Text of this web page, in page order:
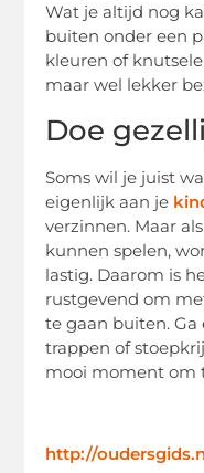
Wat je altijd nog
buiten onder een
kleuren of
maar wel lekker
Doe
Soms wil je juist
eigenlijk aan je
verzinnen. Maar
kunnen spelen,
lastig. Daarom is
rustgevend om
te gaan buiten.
trappen of
mooi moment om
http://